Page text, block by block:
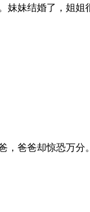
妹妹结婚了，姐姐
，爸爸却惊恐万分。